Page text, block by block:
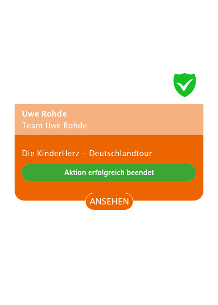
Uwe Rohde
Team Uwe Rohde
Die KinderHerz - Deutschlandtour
Aktion erfolgreich beendet
ANSEHEN